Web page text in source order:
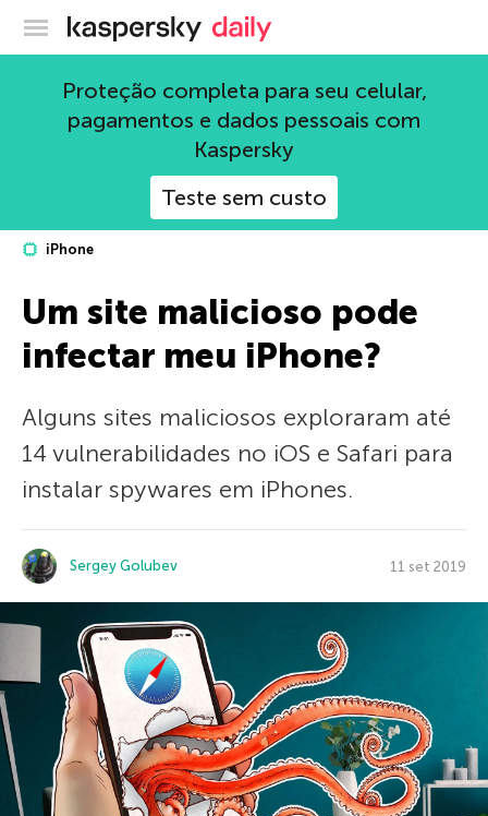
Blog oficial da Kaspersky
Proteção completa para seu celular,
pagamentos e dados pessoais com
Kaspersky
Teste sem custo
iPhone
Um site malicioso pode
infectar meu iPhone?
Alguns sites maliciosos exploraram até
14 vulnerabilidades no iOS e Safari para
instalar spywares em iPhones.
Sergey Golubev 11 set 2019